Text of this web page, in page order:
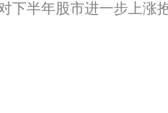
下半年股市进一步上涨